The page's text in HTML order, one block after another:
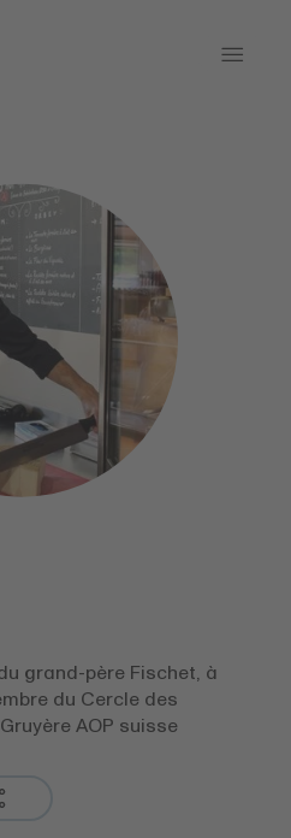
grand-père Fischet, à
du Cercle des
AOP suisse